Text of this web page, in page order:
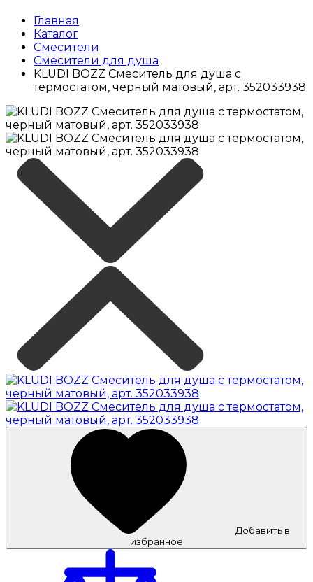
Главная
Каталог
Смесители
Смесители для душа
KLUDI BOZZ Смеситель для душа с
термостатом, черный матовый, арт. 352033938
Добавить в
избранное